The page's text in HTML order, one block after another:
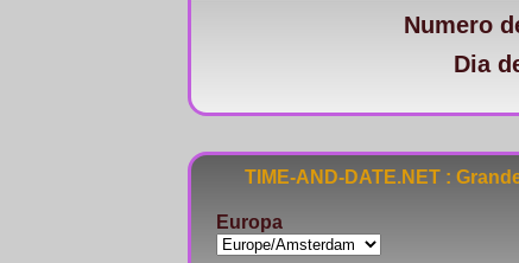
Numero
Dia
TIME-AND-DATE.NET :
Europa